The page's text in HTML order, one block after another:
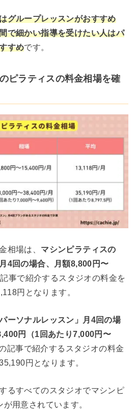
グループレッスンがおすすめ
で細かい指導を受けたい人はパ
すめです。
ピラティスの料金相場を確
相場は、 マシンピラティスの
4回の場合、月額8,800円〜
記事で紹介するスタジオの料金を
円となります。
ーソナルレッスン」月4回の場
円（1回あたり7,000円〜
記事で紹介するスタジオの料金
円となります。
るすべてのスタジオでマシンピ
用意されています。